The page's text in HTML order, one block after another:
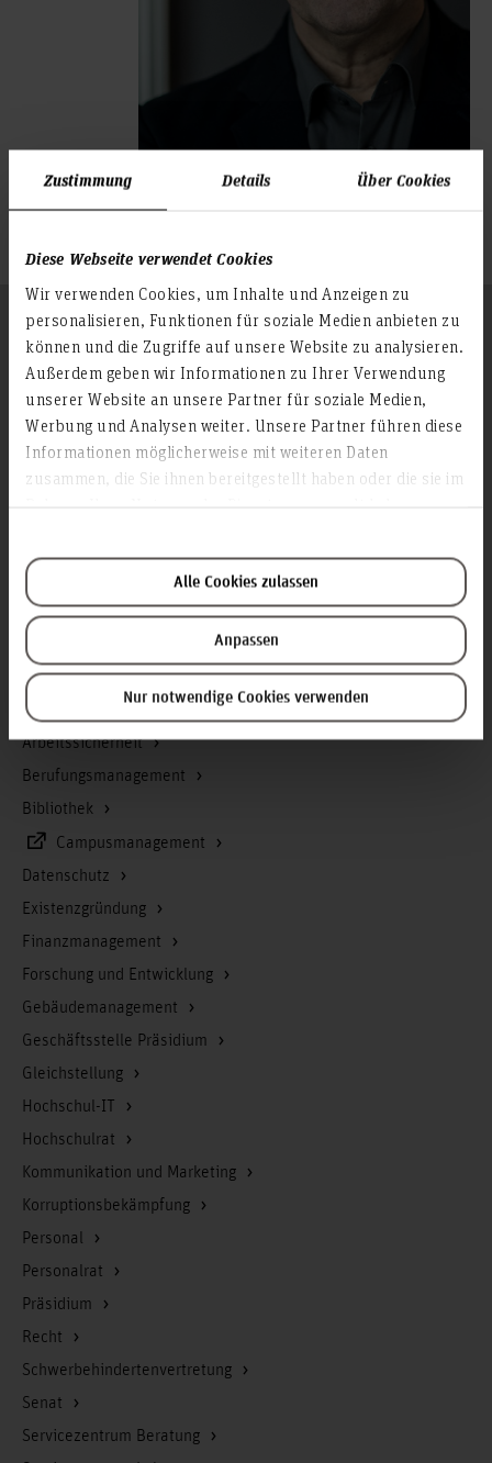
Zustimmung Details Über Cookies
Diese Webseite verwendet Cookies
Wir verwenden Cookies, um Inhalte und Anzeigen zu
personalisieren, Funktionen für soziale Medien anbieten zu
können und die Zugriffe auf unsere Website zu analysieren.
Außerdem geben wir Informationen zu Ihrer Verwendung
unserer Website an unsere Partner für soziale Medien,
Werbung und Analysen weiter. Unsere Partner führen diese
Informationen möglicherweise mit weiteren Daten
zusammen, die Sie ihnen bereitgestellt haben oder die sie im
Alle Cookies zulassen
Anpassen
Nur notwendige Cookies verwenden
Forschungsprojekte
Forschungsprojekte im Forschungsfinder
Infos zur Hochschule
Kontakt und Anreise
Startseite Hochschule Hannover
Personensuche
Folgen Sie uns
Service & Organisation
Akademische Angelegenheiten
Antidiskriminierungsstelle
Arbeitssicherheit
Berufungsmanagement
Bibliothek
Campusmanagement
Datenschutz
Existenzgründung
Finanzmanagement
Forschung und Entwicklung
Gebäudemanagement
Geschäftsstelle Präsidium
Gleichstellung
Hochschul-IT
Hochschulrat
Kommunikation und Marketing
Korruptionsbekämpfung
Personal
Personalrat
Präsidium
Recht
Schwerbehindertenvertretung
Senat
Servicezentrum Beratung